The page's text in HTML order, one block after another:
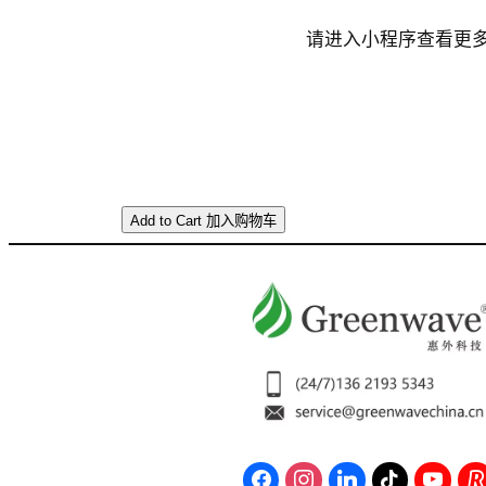
请进入小程序查看更